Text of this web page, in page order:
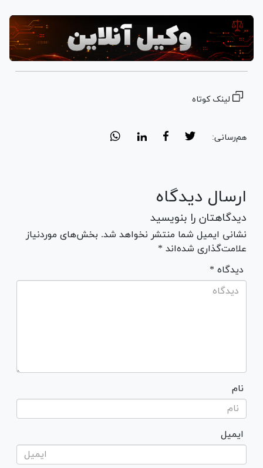
لینک کوتاه
هم‌رسانی:
ارسال دیدگاه
دیدگاهتان را بنویسید
نشانی ایمیل شما منتشر نخواهد شد. بخش‌های موردنیاز
علامت‌گذاری شده‌اند *
* دیدگاه
نام
ایمیل